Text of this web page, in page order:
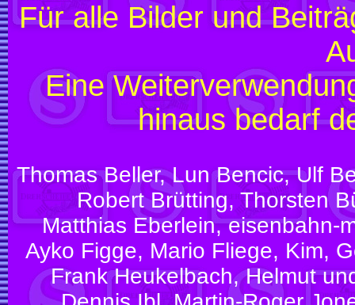
Für alle Bilder und
Eine
hinaus bedarf
Thomas Beller, Lun Bencic, Ulf
Robert Brütting, Thorsten
Matthias Eberlein, eisenbahn-
Ayko Figge, Mario Fliege, Kim,
Frank Heukelbach, Helmut